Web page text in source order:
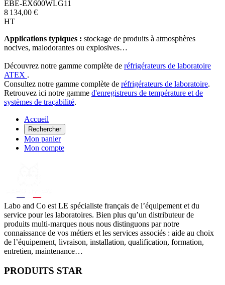
EBE-EX600WLG11
8 134,00 €
HT
Applications typiques : stockage de produits à atmosphères
nocives, malodorantes ou explosives…
Découvrez notre gamme complète de réfrigérateurs de laboratoire
ATEX .
Consultez notre gamme complète de réfrigérateurs de laboratoire.
Retrouvez ici notre gamme d'enregistreurs de température et de
systèmes de traçabilité.
Accueil
Rechercher
Mon panier
Mon compte
Labo and Co est LE spécialiste français de l’équipement et du
service pour les laboratoires. Bien plus qu’un distributeur de
produits multi-marques nous nous distinguons par notre
connaissance de vos métiers et les services associés : aide au choix
de l’équipement, livraison, installation, qualification, formation,
entretien, maintenance…
PRODUITS STAR